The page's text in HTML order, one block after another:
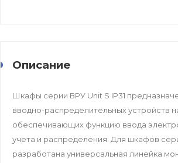
Описание
Шкафы серии ВРУ Unit S IP31
вводно-распределительных устройств
обеспечивающих функцию ввода
учета и распределения. Для шкафов
разработана универсальная линейка